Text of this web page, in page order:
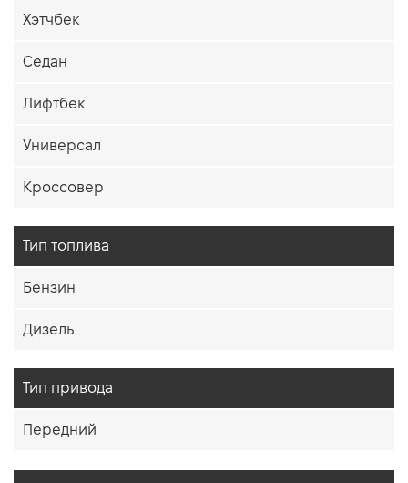
Хэтчбек
Седан
Лифтбек
Универсал
Кроссовер
Тип топлива
Бензин
Дизель
Тип привода
Передний